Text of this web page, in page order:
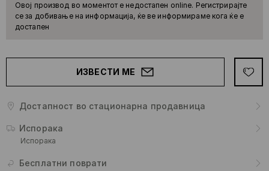
Овој производ во моментот е недостапен online. Регистрирајте
се за добивање на информација, ќе ве информираме кога ќе е
достапен
ИЗВЕСТИ МЕ
Достапност во стационарна продавница
Испорака
Испорака
Бесплатни поврати